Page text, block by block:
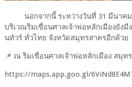
นอกจากนี้ ระหว่างวันที่ 31 มีนาคม -
บริเวณริมเขื่อนศาลเจ้าพ่อหลักเมืองยัง
นทัวร์ ทั่วไทย จังหวัดสมุทรสาครอีกด้วย
📌 ณ ริมเขื่อนศาลเจ้าพ่อหลักเมือง สมุท
https://maps.app.goo.gl/